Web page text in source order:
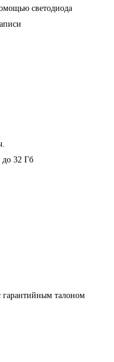
светодиода
до 32 Гб
гарантийным талоном